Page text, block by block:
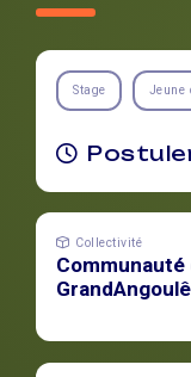
Stage Jeune
Collectivité